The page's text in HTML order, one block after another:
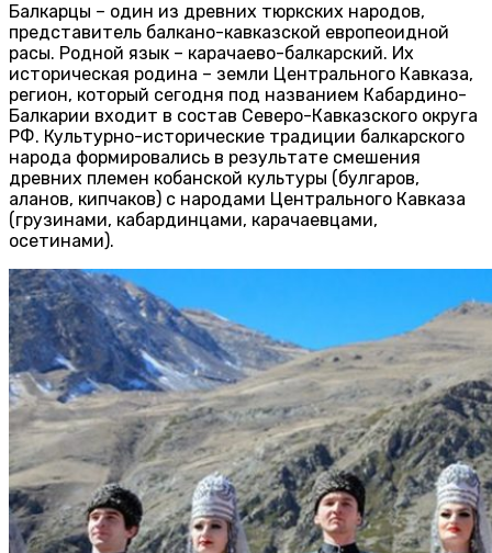
Балкарцы – один из древних тюркских народов,
представитель балкано-кавказской европеоидной
расы. Родной язык – карачаево-балкарский. Их
историческая родина – земли Центрального Кавказа,
регион, который сегодня под названием Кабардино-
Балкарии входит в состав Северо-Кавказского округа
РФ. Культурно-исторические традиции балкарского
народа формировались в результате смешения
древних племен кобанской культуры (булгаров,
аланов, кипчаков) с народами Центрального Кавказа
(грузинами, кабардинцами, карачаевцами,
осетинами).